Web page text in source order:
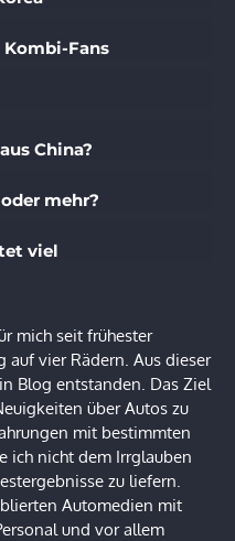
Kombi-Fans
China?
mehr?
viel
mich seit frühester
auf vier Rädern. Aus dieser
Blog entstanden. Das Ziel
über Autos zu
mit bestimmten
ich nicht dem Irrglauben
zu liefern.
Automedien mit
und vor allem